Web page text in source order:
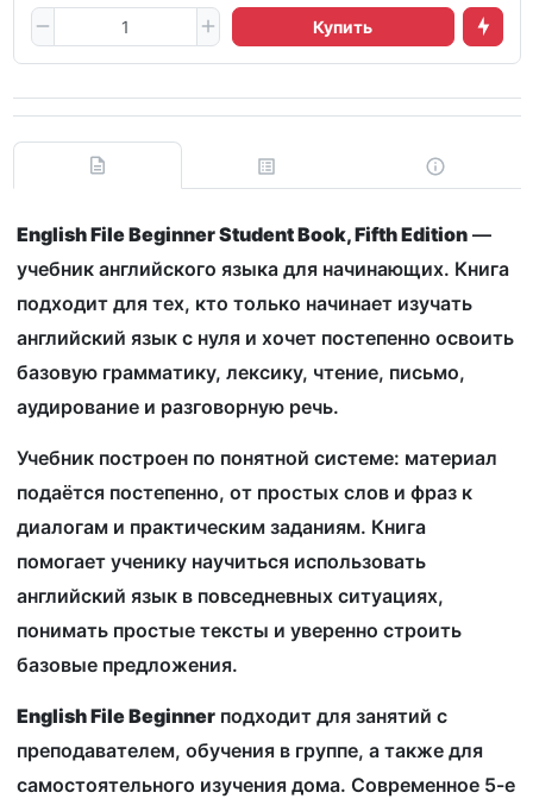
Купить
English File Beginner Student Book, Fifth Edition —
учебник английского языка для начинающих. Книга
подходит для тех, кто только начинает изучать
английский язык с нуля и хочет постепенно освоить
базовую грамматику, лексику, чтение, письмо,
аудирование и разговорную речь.
Учебник построен по понятной системе: материал
подаётся постепенно, от простых слов и фраз к
диалогам и практическим заданиям. Книга
помогает ученику научиться использовать
английский язык в повседневных ситуациях,
понимать простые тексты и уверенно строить
базовые предложения.
English File Beginner подходит для занятий с
преподавателем, обучения в группе, а также для
самостоятельного изучения дома. Современное 5-е